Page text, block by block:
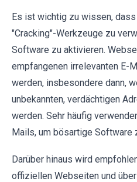
Es ist wichtig zu wissen,
"Cracking"-Werkzeuge zu
Software zu aktivieren.
empfangenen irrelevanten E-
werden, insbesondere dann,
unbekannten, verdächtigen
werden. Sehr häufig
Mails, um bösartige Software
Darüber hinaus wird
offiziellen Webseiten und